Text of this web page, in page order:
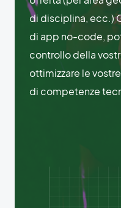
di disciplina, ecc.)
di app no-code,
controllo della
ottimizzare le
di competenze